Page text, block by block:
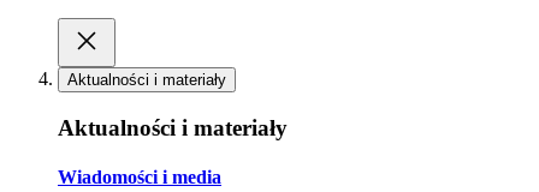
Aktualności i materiały
Aktualności i materiały
Wiadomości i media